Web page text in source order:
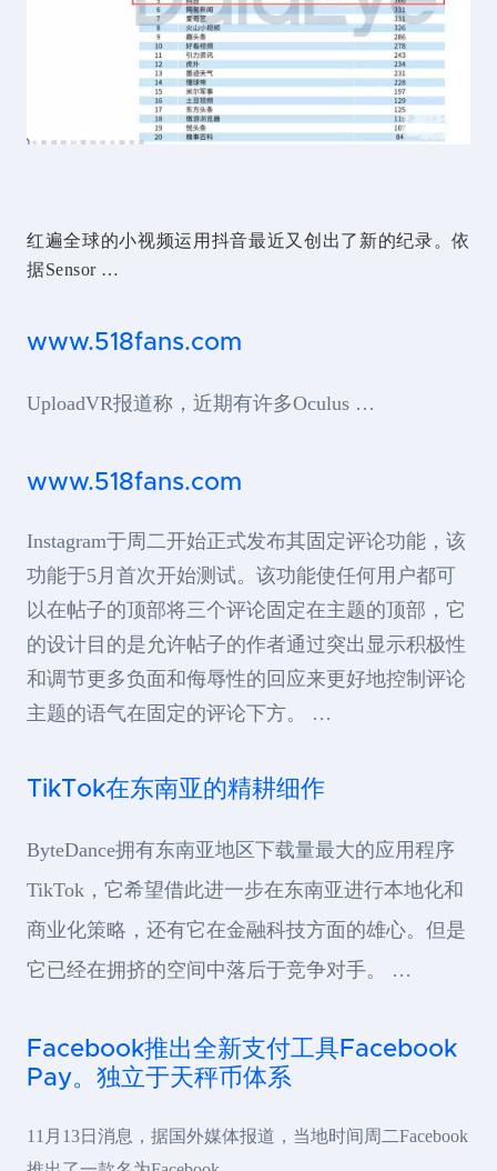
红遍全球的小视频运用抖音最近又创出了新的纪录。依
据Sensor …
www.518fans.com
UploadVR报道称，近期有许多Oculus …
www.518fans.com
Instagram于周二开始正式发布其固定评论功能，该
功能于5月首次开始测试。该功能使任何用户都可
以在帖子的顶部将三个评论固定在主题的顶部，它
的设计目的是允许帖子的作者通过突出显示积极性
和调节更多负面和侮辱性的回应来更好地控制评论
主题的语气在固定的评论下方。 …
TikTok在东南亚的精耕细作
ByteDance拥有东南亚地区下载量最大的应用程序
TikTok，它希望借此进一步在东南亚进行本地化和
商业化策略，还有它在金融科技方面的雄心。但是
它已经在拥挤的空间中落后于竞争对手。 …
Facebook推出全新支付工具Facebook
Pay。独立于天秤币体系
11月13日消息，据国外媒体报道，当地时间周二Facebook